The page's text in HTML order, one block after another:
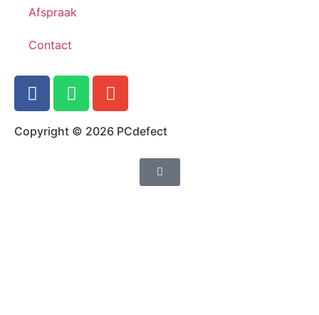
Afspraak
Contact
Copyright © 2026 PCdefect